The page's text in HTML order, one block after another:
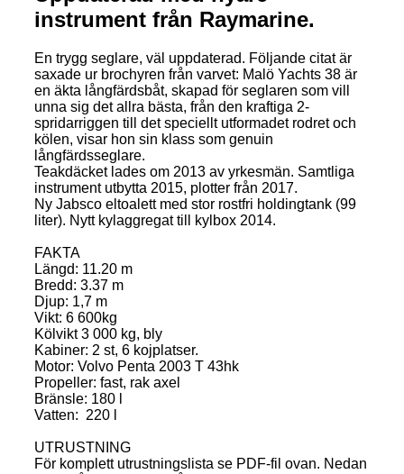
instrument från Raymarine.
En trygg seglare, väl uppdaterad. Följande citat är
saxade ur brochyren från varvet: Malö Yachts 38 är
en äkta långfärdsbåt, skapad för seglaren som vill
unna sig det allra bästa, från den kraftiga 2-
spridarriggen till det speciellt utformadet rodret och
kölen, visar hon sin klass som genuin
långfärdsseglare.
Teakdäcket lades om 2013 av yrkesmän. Samtliga
instrument utbytta 2015, plotter från 2017.
Ny Jabsco eltoalett med stor rostfri holdingtank (99
liter). Nytt kylaggregat till kylbox 2014.
FAKTA
Längd: 11.20 m
Bredd: 3.37 m
Djup: 1,7 m
Vikt: 6 600kg
Kölvikt 3 000 kg, bly
Kabiner: 2 st, 6 kojplatser.
Motor: Volvo Penta 2003 T 43hk
Propeller: fast, rak axel
Bränsle: 180 l
Vatten: 220 l
UTRUSTNING
För komplett utrustningslista se PDF-fil ovan. Nedan